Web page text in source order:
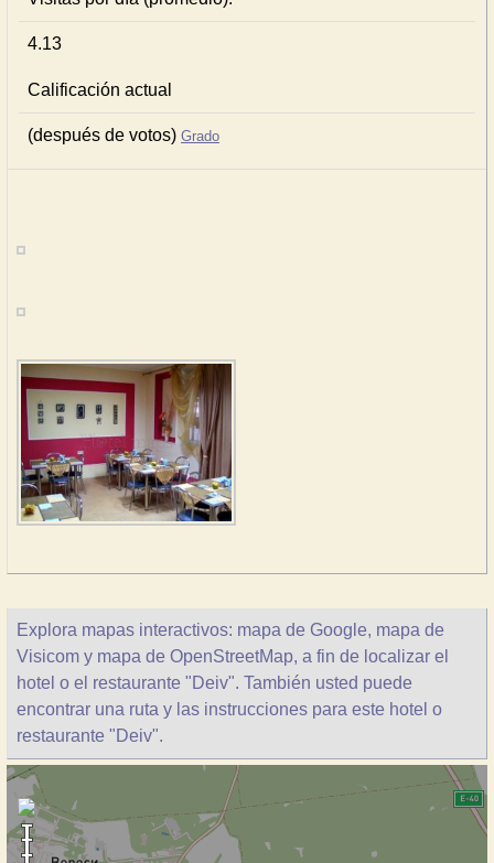
4.13
Calificación actual
(después de votos) Grado
Explora mapas interactivos: mapa de Google, mapa de
Visicom y mapa de OpenStreetMap, a fin de localizar el
hotel o el restaurante "Deiv". También usted puede
encontrar una ruta y las instrucciones para este hotel o
restaurante "Deiv".